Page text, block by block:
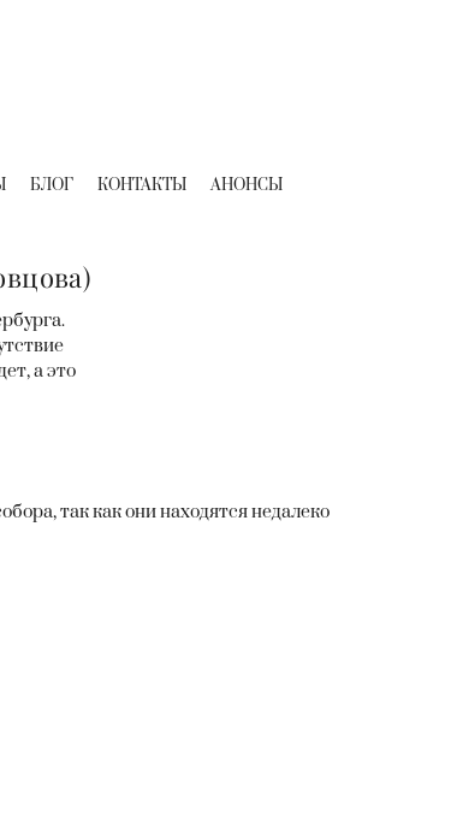
БЛОГ КОНТАКТЫ АНОНСЫ
а это
так как они находятся недалеко